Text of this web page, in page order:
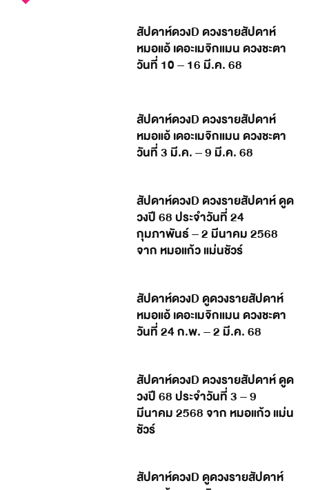
สัปดาห์ดวงD ดวงรายสัปดาห์
หมอแอ้ เดอะเมจิกแมน ดวงชะตา
วันที่ 10 – 16 มี.ค. 68
สัปดาห์ดวงD ดวงรายสัปดาห์
หมอแอ้ เดอะเมจิกแมน ดวงชะตา
วันที่ 3 มี.ค. – 9 มี.ค. 68
สัปดาห์ดวงD ดวงรายสัปดาห์ ดูด
วงปี 68 ประจำวันที่ 24
กุมภาพันธ์ – 2 มีนาคม 2568
จาก หมอแก้ว แม่นชัวร์
สัปดาห์ดวงD ดูดวงรายสัปดาห์
หมอแอ้ เดอะเมจิกแมน ดวงชะตา
วันที่ 24 ก.พ. – 2 มี.ค. 68
สัปดาห์ดวงD ดวงรายสัปดาห์ ดูด
วงปี 68 ประจำวันที่ 3 – 9
มีนาคม 2568 จาก หมอแก้ว แม่น
ชัวร์
สัปดาห์ดวงD ดูดวงรายสัปดาห์